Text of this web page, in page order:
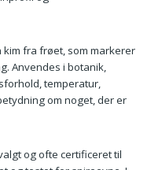
fra frøet, som markerer
Anvendes i botanik,
temperatur,
om noget, der er
og ofte certificeret til